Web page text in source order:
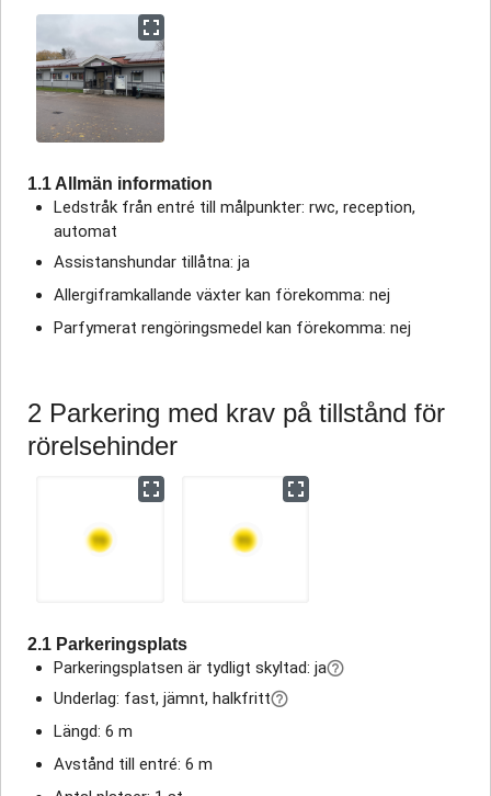
1.1 Allmän information
Ledstråk från entré till målpunkter: rwc, reception,
automat
Assistanshundar tillåtna: ja
Allergiframkallande växter kan förekomma: nej
Parfymerat rengöringsmedel kan förekomma: nej
2 Parkering med krav på tillstånd för
rörelsehinder
2.1 Parkeringsplats
Parkeringsplatsen är tydligt skyltad: ja
Underlag: fast, jämnt, halkfritt
Längd: 6 m
Avstånd till entré: 6 m